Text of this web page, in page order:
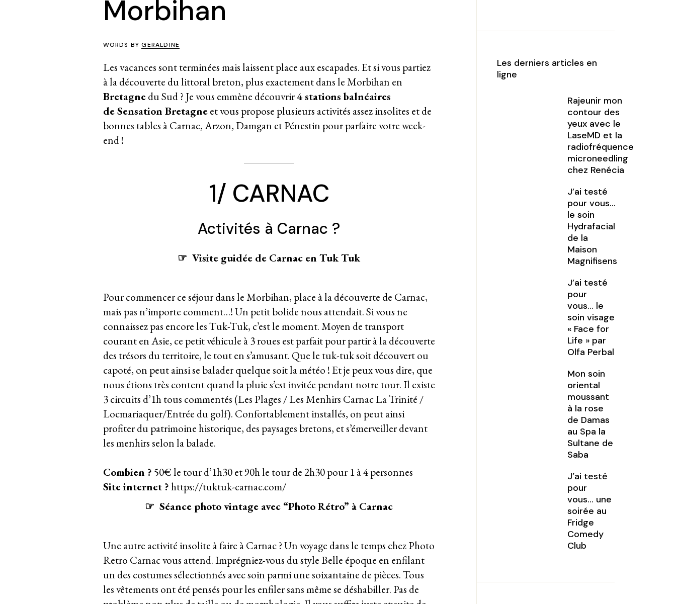
Morbihan
WORDS BYGERALDINE
Les vacances sont terminées mais laissent place aux escapades. Et si vous partiez
à la découverte du littoral breton, plus exactement dans le Morbihan en
Bretagnedu Sud ? Je vous emmène découvrir4 stations balnéaires
deSensation Bretagneet vous propose plusieurs activités assez insolites et de
bonnes tables à Carnac, Arzon, Damgan et Pénestin pour parfaire votre week-
end !
1/ CARNAC
Activités à Carnac ?
☞ Visite guidée de Carnac en Tuk Tuk
Pour commencer ce séjour dans le Morbihan, place à la découverte de Carnac,
mais pas n’importe comment…! Un petit bolide nous attendait. Si vous ne
connaissez pas encore les Tuk-Tuk, c’est le moment. Moyen de transport
courant en Asie, ce petit véhicule à 3 roues est parfait pour partir à la découverte
des trésors du territoire, le tout en s’amusant. Que le tuk-tuk soit découvert ou
capoté, on peut ainsi se balader quelque soit la météo ! Et je peux vous dire, que
nous étions très content quand la pluie s’est invitée pendant notre tour. Il existe
3 circuits d’1h tous commentés (Les Plages / Les Menhirs Carnac La Trinité /
Locmariaquer/Entrée du golf). Confortablement installés, on peut ainsi
profiter du patrimoine historique, des paysages bretons, et s’émerveiller devant
les menhirs selon la balade.
Combien ? 50€ le tour d’1h30 et 90h le tour de 2h30 pour 1 à 4 personnes
Site internet ?https://tuktuk-carnac.com/
☞ Séance photo vintage avec “Photo Rétro” à Carnac
Une autre activité insolite à faire à Carnac ? Un voyage dans le temps chez Photo
Retro Carnac vous attend. Imprégniez-vous du style Belle époque en enfilant
un des costumes sélectionnés avec soin parmi une soixantaine de pièces. Tous
les vêtements ont été pensés pour les enfiler sans même se déshabiller. Pas de
Les derniers articles en
ligne
Rajeunir mon
contour des
yeux avec le
LaseMD et la
radiofréquence
microneedling
chez Renécia
J’ai testé
pour vous…
le soin
Hydrafacial
de la
Maison
Magnifisens
J’ai testé
pour
vous… le
soin visage
« Face for
Life » par
Olfa Perbal
Mon soin
oriental
moussant
à la rose
de Damas
au Spa la
Sultane de
Saba
J’ai testé
pour
vous… une
soirée au
Fridge
Comedy
Club